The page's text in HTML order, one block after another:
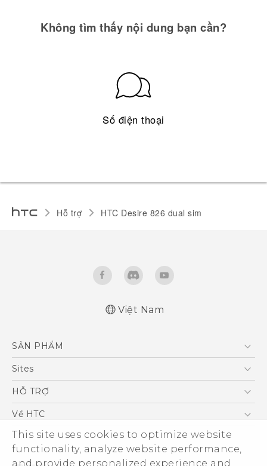
This site uses cookies to optimize website
functionality, analyze website performance,
and provide personalized experience and
Không tìm thấy nội dung bạn cần?
Số điện thoại
Hỗ trợ HTC Desire 826 dual sim‎
Việt Nam
SẢN PHẨM
5G
Điện Thoại Thông Minh
VIVE
Sites
HTC Dev
HỖ TRỢ
Trung tâm hỗ trợ
Hỗ trợ bảo hành HTC
Về HTC
ESG
Nhà đầu tư